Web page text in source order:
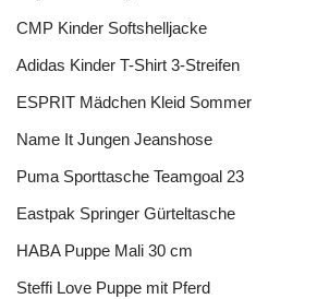
CMP Kinder Softshelljacke
Adidas Kinder T-Shirt 3-Streifen
ESPRIT Mädchen Kleid Sommer
Name It Jungen Jeanshose
Puma Sporttasche Teamgoal 23
Eastpak Springer Gürteltasche
HABA Puppe Mali 30 cm
Steffi Love Puppe mit Pferd